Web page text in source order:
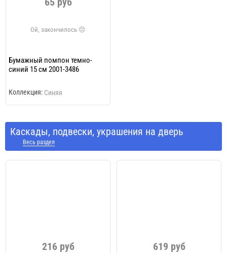
Бумажный помпон темно-
синий 15 см 2001-3486
Коллекция: Синяя
Каскады, подвески, украшения на дверь
Весь раздел
216 руб 619 руб